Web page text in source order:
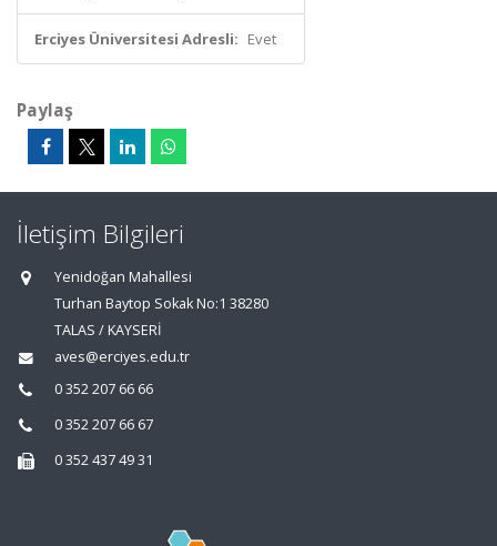
Erciyes Üniversitesi Adresli: Evet
Paylaş
İletişim Bilgileri
Yenidoğan Mahallesi
Turhan Baytop Sokak No:1 38280
TALAS / KAYSERİ
aves@erciyes.edu.tr
0 352 207 66 66
0 352 207 66 67
0 352 437 49 31